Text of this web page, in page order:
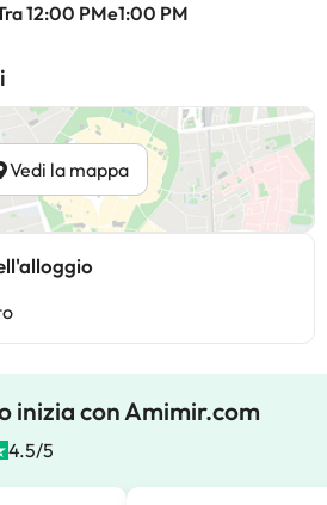
12:00 PMe1:00 PM
Vedi la mappa
inizia con Amimir.com
4.5/5